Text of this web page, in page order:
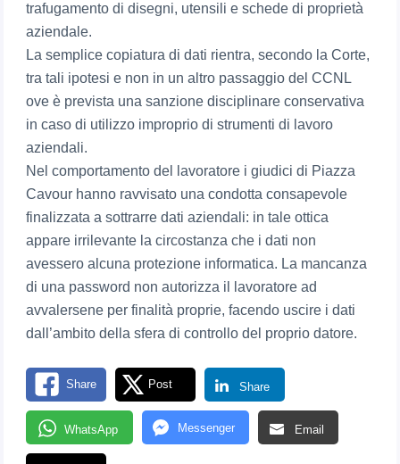
trafugamento di disegni, utensili e schede di proprietà
aziendale.
La semplice copiatura di dati rientra, secondo la Corte,
tra tali ipotesi e non in un altro passaggio del CCNL
ove è prevista una sanzione disciplinare conservativa
in caso di utilizzo improprio di strumenti di lavoro
aziendali.
Nel comportamento del lavoratore i giudici di Piazza
Cavour hanno ravvisato una condotta consapevole
finalizzata a sottrarre dati aziendali: in tale ottica
appare irrilevante la circostanza che i dati non
avessero alcuna protezione informatica. La mancanza
di una password non autorizza il lavoratore ad
avvalersene per finalità proprie, facendo uscire i dati
dall’ambito della sfera di controllo del proprio datore.
Share Post Share
WhatsApp Messenger Email